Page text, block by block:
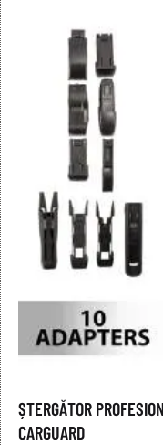
ȘTERGĂTOR
CARGUARD